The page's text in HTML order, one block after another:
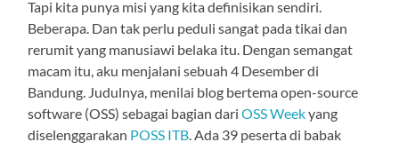
Tapi kita punya misi yang kita definisikan sendiri.
Beberapa. Dan tak perlu peduli sangat pada tikai dan
rerumit yang manusiawi belaka itu. Dengan semangat
macam itu, aku menjalani sebuah 4 Desember di
Bandung. Judulnya, menilai blog bertema open-source
software (OSS) sebagai bagian dariOSS Weekyang
diselenggarakan POSS ITB . Ada 39 peserta di babak